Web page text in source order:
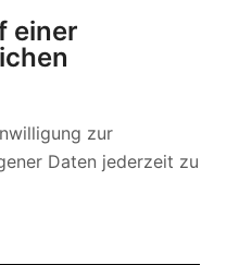
einer
zur
Daten jederzeit zu